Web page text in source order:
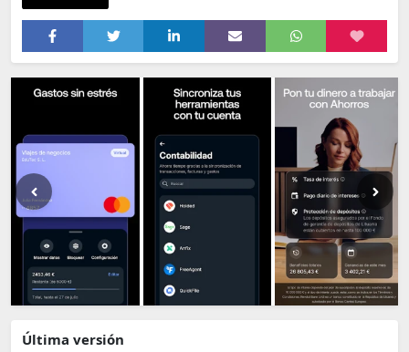
Última versión